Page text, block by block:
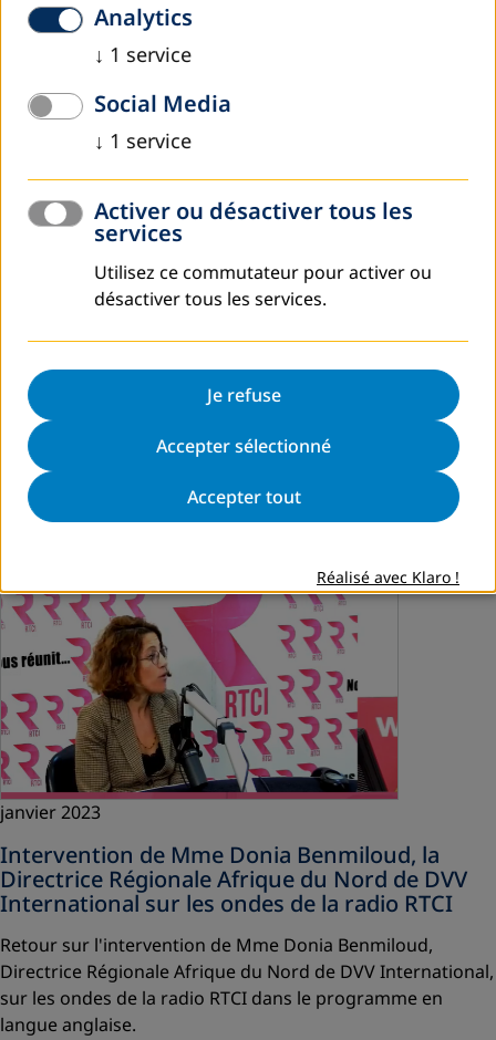
recommandations
Le nouveau bureau exécutif de notre partenaire, l'Union
Nationale de la Femme Tunisienne (UNFT), a suivi une
formation intensive à Hammamet les 1er et 2 mars.
lire plus
janvier 2023
Intervention de Mme Donia Benmiloud, la
Directrice Régionale Afrique du Nord de DVV
International sur les ondes de la radio RTCI
Retour sur l'intervention de Mme Donia Benmiloud,
Directrice Régionale Afrique du Nord de DVV International,
sur les ondes de la radio RTCI dans le programme en
langue anglaise.
Analytics
↓ 1 service
Social Media
↓ 1 service
Activer ou désactiver tous les
services
Utilisez ce commutateur pour activer ou
désactiver tous les services.
Je refuse
Accepter sélectionné
Accepter tout
Réalisé avec Klaro !